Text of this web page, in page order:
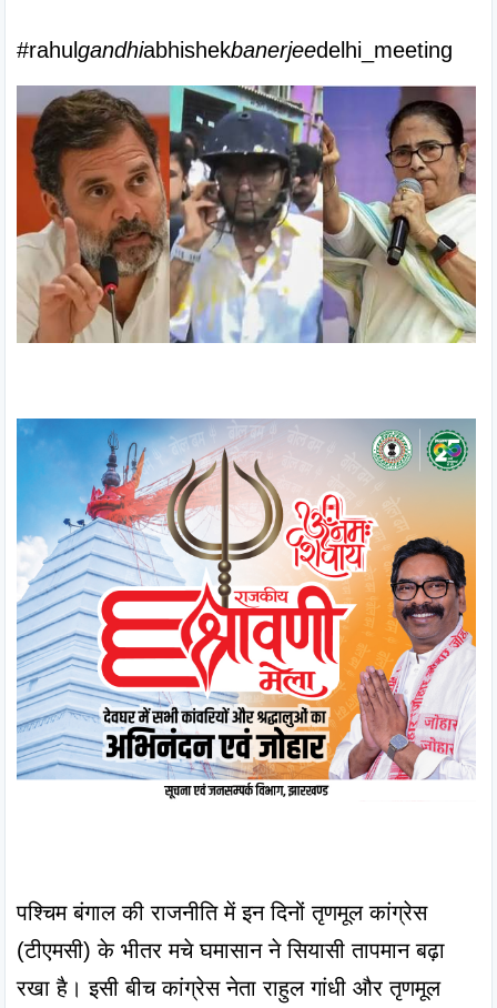
#rahul gandhiabhishekbanerjeedelhi_meeting
पश्चिम बंगाल की राजनीति में इन दिनों तृणमूल कांग्रेस
(टीएमसी) के भीतर मचे घमासान ने सियासी तापमान बढ़ा
रखा है। इसी बीच कांग्रेस नेता राहुल गांधी और तृणमूल